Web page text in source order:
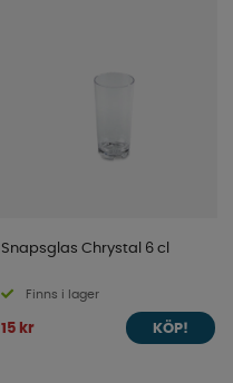
Snapsglas Chrystal 6 cl
Finns i lager
15 kr KÖP!